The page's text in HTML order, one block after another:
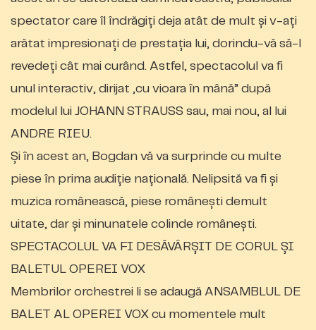
spectator care îl îndrăgiți deja atât de mult și v-ați
arătat impresionați de prestația lui, dorindu-vă să-l
revedeți cât mai curând. Astfel, spectacolul va fi
unul interactiv, dirijat „cu vioara în mână” după
modelul lui JOHANN STRAUSS sau, mai nou, al lui
ANDRE RIEU.
Și în acest an, Bogdan vă va surprinde cu multe
piese în prima audiție națională. Nelipsită va fi și
muzica românească, piese românești demult
uitate, dar și minunatele colinde românești.
SPECTACOLUL VA FI DESĂVÂRȘIT DE CORUL ȘI
BALETUL OPEREI VOX
Membrilor orchestrei li se adaugă ANSAMBLUL DE
BALET AL OPEREI VOX cu momentele mult